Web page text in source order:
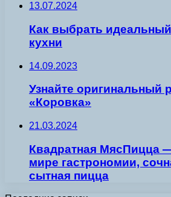
13.07.2024
Как выбрать
кухни
14.09.2023
Узнайте оригинальный
«Коровка»
21.03.2024
Квадратная МясПицца
мире гастрономии,
сытная пицца